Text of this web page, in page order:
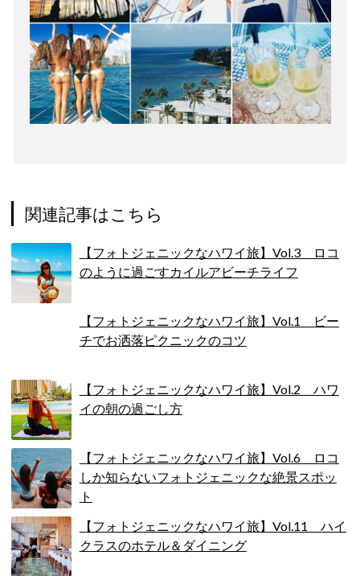
関連記事はこちら
【フォトジェニックなハワイ旅】Vol.3 ロコ
のように過ごすカイルアビーチライフ
【フォトジェニックなハワイ旅】Vol.1 ビー
チでお洒落ピクニックのコツ
【フォトジェニックなハワイ旅】Vol.2 ハワ
イの朝の過ごし方
【フォトジェニックなハワイ旅】Vol.6 ロコ
しか知らないフォトジェニックな絶景スポッ
ト
【フォトジェニックなハワイ旅】Vol.11 ハイ
クラスのホテル＆ダイニング